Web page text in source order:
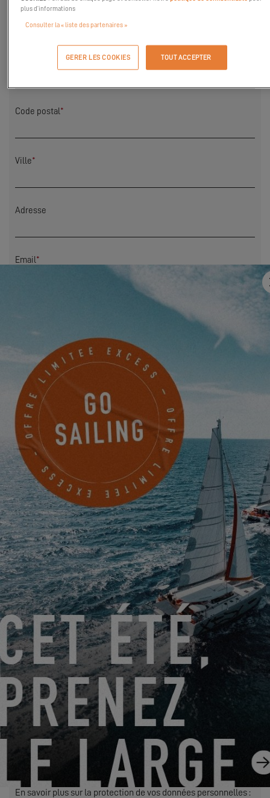
Nom*
Code postal*
Ville*
Adresse
Email*
Quelque chose à nous partager ?
Je souhaite être tenu informé des actualités, évènements et
offres d'EXCESS par voie électronique.
Friendly Captcha
Le traitement de votre demande nécessite le transfert des
données personnelles saisies dans les champs obligatoires
de ce formulaire au concessionnaire que vous avez
sélectionné afin qu’il puisse vous recontacter. En cliquant sur
le bouton « ENVOYER », vous confirmez votre accord au
transfert de ces données.
ENVOYER
EXCESS s’entend de Construction Navale Bordeaux agissant
en qualité de responsable de traitement. Vos données
personnelles sont traitées afin de répondre à votre demande,
gérer nos relations avec vous et, si vous en avez fait le choix,
vous adresser nos communications (dans ce cas, vous
pourrez à tout moment vous désinscrire en utilisant le lien
contenu dans nos envois).
Exercer vos droits : contact.rgpd@beneteau-group.com
En savoir plus sur la protection de vos données personnelles :
plus d’informations
Consulter la « liste des partenaires »
GERER LES COOKIES TOUT ACCEPTER